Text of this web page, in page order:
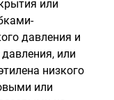
или
давления и
или
низкого
или